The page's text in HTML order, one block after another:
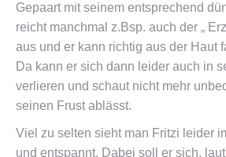
Gepaart mit seinem entsprechend
reicht manchmal z.Bsp. auch der „
aus und er kann richtig aus der Haut
Da kann er sich dann leider auch in
verlieren und schaut nicht mehr
seinen Frust ablässt.
Viel zu selten sieht man Fritzi leider
und entspannt. Dabei soll er sich,